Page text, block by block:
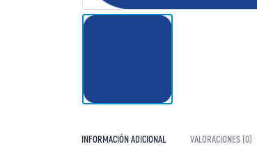
INFORMACIÓN ADICIONAL VALORACIONES (0)